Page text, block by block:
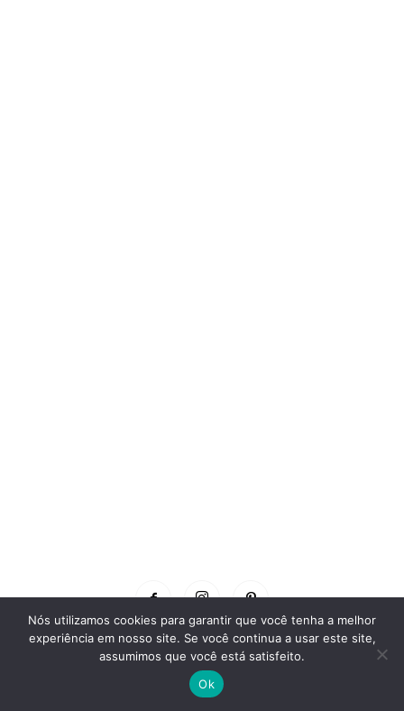
© 2026 SOS Professor Atividades. Todos os Direitos Reservados | Criado
Política de Privacidade
Nós utilizamos cookies para garantir que você tenha a melhor
experiência em nosso site. Se você continua a usar este site,
assumimos que você está satisfeito.
Ok